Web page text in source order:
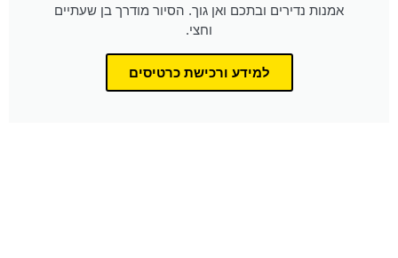
אמנות נדירים ובתכם ואן גוך. הסיור מודרך בן שעתיים
וחצי.
למידע ורכישת כרטיסים